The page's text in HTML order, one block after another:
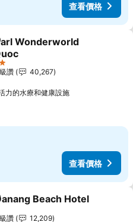
查看價格
入我的最愛
Wonderworld
讚
40,267
力的水療和健康設施
查看價格
入我的最愛
Beach Hotel
讚
12,209